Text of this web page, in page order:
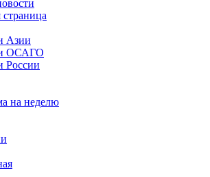
страница
Азии
ОСАГО
России
на неделю